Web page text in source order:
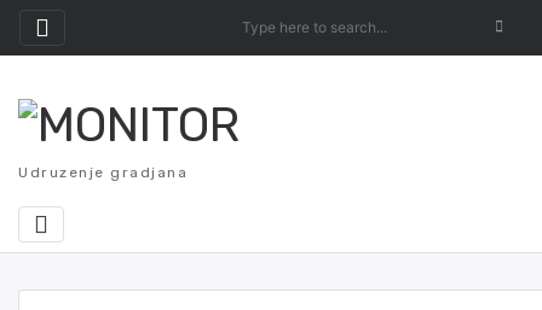
to
content
Udruzenje gradjana